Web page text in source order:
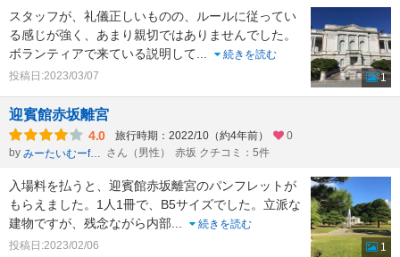
スタッフが、礼儀正しいものの、ルールに従ってい
る感じが強く、あまり親切ではありませんでした。
ボランティアで来ている説明して
続きを読む
投稿日:2023/03/07
1
迎賓館赤坂離宮
4.0 旅行時期：2022/10（約4年前）
0
by
みーたいむーformひかのすけ さん（男性） 赤坂 クチコミ：5件
入場料を払うと、迎賓館赤坂離宮のパンフレットが
もらえました。1人1冊で、B5サイズでした。立派な
建物ですが、残念ながら内部
続きを読む
投稿日:2023/02/06
1